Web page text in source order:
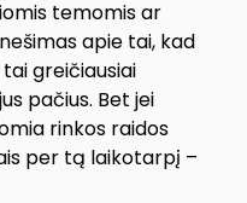
temomis ar
apie tai, kad
greičiausiai
pačius. Bet jei
rinkos raidos
per tą laikotarpį –